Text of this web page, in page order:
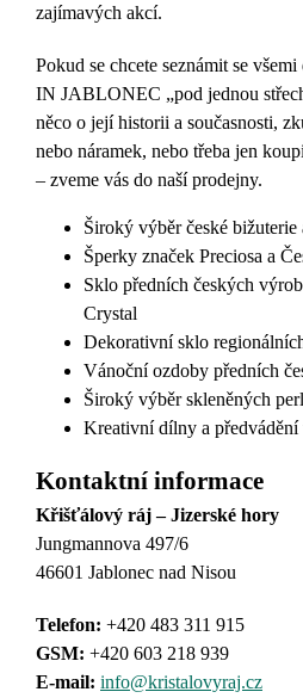
zajímavých akcí.
Pokud se chcete seznámit se
IN JABLONEC „pod jednou
něco o její historii a současnosti,
nebo náramek, nebo třeba jen
– zveme vás do naší prodejny.
Široký výběr české
Šperky značek Preciosa a
Sklo předních českých
Crystal
Dekorativní sklo
Vánoční ozdoby předních
Široký výběr skleněných
Kreativní dílny a
Kontaktní informace
Křišťálový ráj – Jizerské hory
Jungmannova 497/6
46601 Jablonec nad Nisou
Telefon: +420 483 311 915
GSM: +420 603 218 939
E-mail: info@kristalovyraj.cz